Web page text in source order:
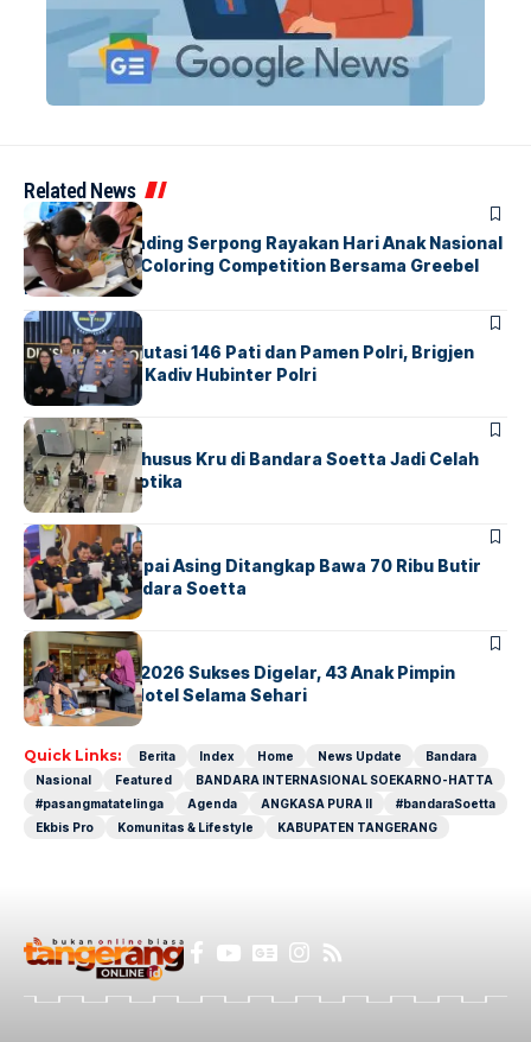
Related News
BERITAINDEX
Atria Hotel Gading Serpong Rayakan Hari Anak Nasional
Lewat Family Coloring Competition Bersama Greebel
Indonesia
BERITA
Mabes Polri Mutasi 146 Pati dan Pamen Polri, Brigjen
Untung Jabat Kadiv Hubinter Polri
BANDARABERITA
Ketika Jalur Khusus Kru di Bandara Soetta Jadi Celah
Sindikat Narkotika
BANDARA BERITA
Kopilot Maskapai Asing Ditangkap Bawa 70 Ribu Butir
Ekstasi di Bandara Soetta
BERITAINDEX
GM For A Day 2026 Sukses Digelar, 43 Anak Pimpin
Operasional Hotel Selama Sehari
Quick Links: Berita Index Home News Update
Bandara
Nasional
Featured
BANDARA INTERNASIONAL SOEKARNO-HATTA
#pasangmatatelinga
Agenda ANGKASA PURA II
#bandaraSoetta
Ekbis Pro
Komunitas & Lifestyle KABUPATEN TANGERANG